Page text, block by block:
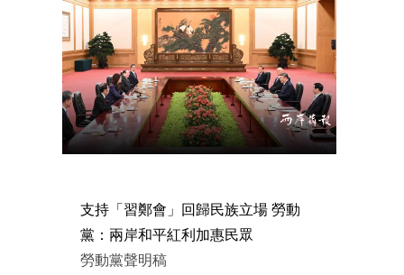
支持「習鄭會」回歸民族立場 勞動
黨：兩岸和平紅利加惠民眾
勞動黨聲明稿